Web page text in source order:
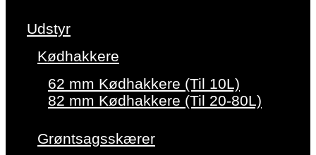
Udstyr
Kødhakkere
62 mm Kødhakkere (Til 10L)
82 mm Kødhakkere (Til 20-80L)
Grøntsagsskærer